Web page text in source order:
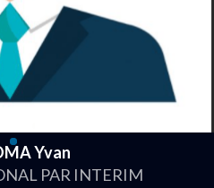
Yvan
PAR INTERIM